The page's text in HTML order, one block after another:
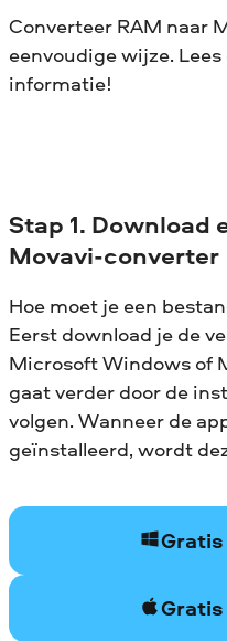
Converteer RAM naar
eenvoudige wijze.
informatie!
Stap 1. Download
Movavi-converter
Hoe moet je een
Eerst download je de
Microsoft Windows of
gaat verder door de
volgen. Wanneer de
geïnstalleerd, wordt